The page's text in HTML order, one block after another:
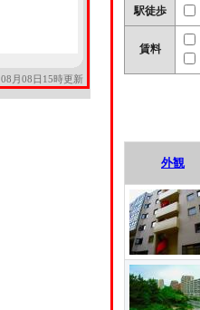
08月08日15時更新
駅徒歩
賃料
外観